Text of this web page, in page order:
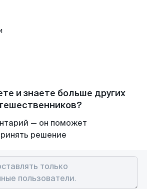
и знаете больше других
— он поможет
решение